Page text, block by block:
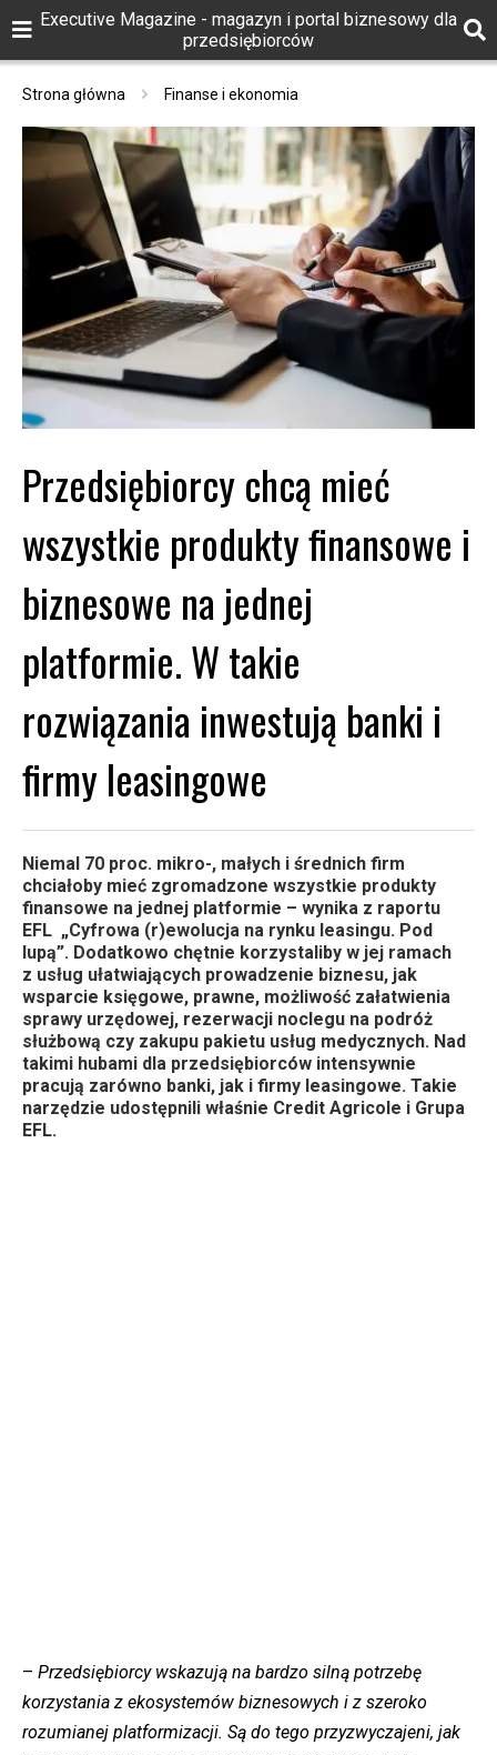
Executive Magazine - magazyn i portal biznesowy dla
przedsiębiorców
Strona główna Finanse i ekonomia
Przedsiębiorcy chcą mieć
wszystkie produkty finansowe i
biznesowe na jednej
platformie. W takie
rozwiązania inwestują banki i
firmy leasingowe
Niemal 70 proc. mikro-, małych i średnich firm
chciałoby mieć zgromadzone wszystkie produkty
finansowe na jednej platformie – wynika z raportu
EFL „Cyfrowa (r)ewolucja na rynku leasingu. Pod
lupą”. Dodatkowo chętnie korzystaliby w jej ramach
z usług ułatwiających prowadzenie biznesu, jak
wsparcie księgowe, prawne, możliwość załatwienia
sprawy urzędowej, rezerwacji noclegu na podróż
służbową czy zakupu pakietu usług medycznych. Nad
takimi hubami dla przedsiębiorców intensywnie
pracują zarówno banki, jak i firmy leasingowe. Takie
narzędzie udostępnili właśnie Credit Agricole i Grupa
EFL.
– Przedsiębiorcy wskazują na bardzo silną potrzebę
korzystania z ekosystemów biznesowych i z szeroko
rozumianej platformizacji. Są do tego przyzwyczajeni, jak